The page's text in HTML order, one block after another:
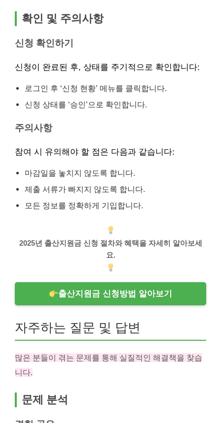
확인 및 주의사항
신청 확인하기
신청이 완료된 후, 상태를 주기적으로 확인합니다:
로그인 후 ‘신청 현황’ 메뉴를 클릭합니다.
신청 상태를 ‘승인’으로 확인합니다.
주의사항
참여 시 유의해야 할 점은 다음과 같습니다:
마감일을 놓치지 않도록 합니다.
제출 서류가 빠지지 않도록 합니다.
모든 정보를 정확하게 기입합니다.
2025년 출산지원금 신청 절차와 혜택을 자세히 알아보세
요.
출산지원금 신청방법 알아보기
자주하는 질문 및 답변
많은 분들이 겪는 문제를 통해 실질적인 해결책을 찾습
니다.
문제 분석